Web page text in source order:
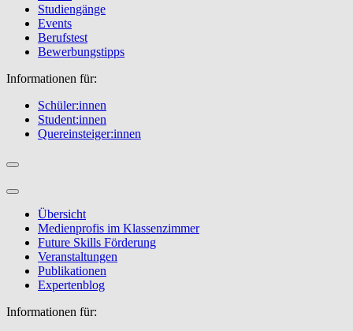
Studiengänge
Events
Berufstest
Bewerbungstipps
Informationen für:
Schüler:innen
Student:innen
Quereinsteiger:innen
Übersicht
Medienprofis im Klassenzimmer
Future Skills Förderung
Veranstaltungen
Publikationen
Expertenblog
Informationen für: